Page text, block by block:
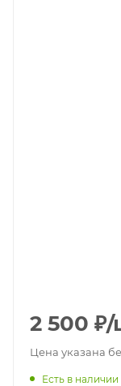
2 500 ₽/
Цена указана
Есть в наличии